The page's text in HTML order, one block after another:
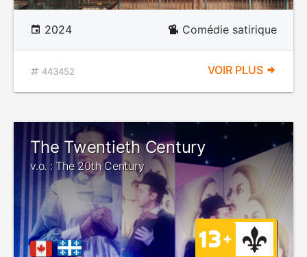
2024 Comédie satirique
443452 VOIR PLUS
The Twentieth Century
v.o. : The 20th Century